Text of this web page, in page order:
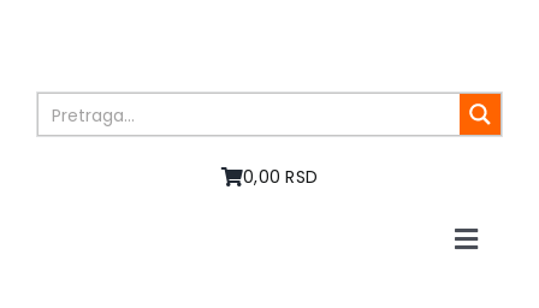
0,00 RSD
Toggle